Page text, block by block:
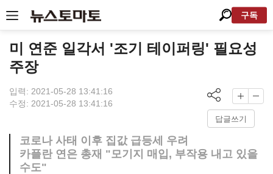
구독
미 연준 일각서 '조기 테이퍼링' 필요성
주장
입력: 2021-05-28 13:41:16
수정: 2021-05-28 13:41:16
답글쓰기
코로나 사태 이후 집값 급등세 우려
카플란 연은 총재 "모기지 매입, 부작용 내고 있을
수도"